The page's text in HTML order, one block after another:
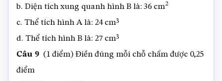
b. Diện tích xung quanh hình B là: 36 cm2
c. Thể tích hình A là: 24 cm³
d. Thể tích hình B là: 27 cm³
Câu 9 (1 điểm) Điền đúng mỗi chỗ chấm được 0,25
điểm